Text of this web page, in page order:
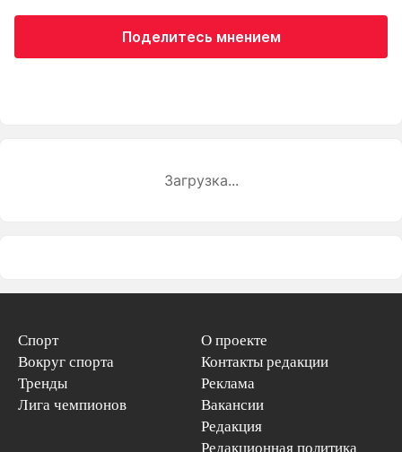
Поделитесь мнением
Загрузка...
Спорт
Вокруг спорта
Тренды
Лига чемпионов
О проекте
Контакты редакции
Реклама
Вакансии
Редакция
Редакционная политика